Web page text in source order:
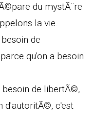
du mystÃ¨re
la vie.
de
qu'on a besoin
de libertÃ©,
d'autoritÃ©, c'est